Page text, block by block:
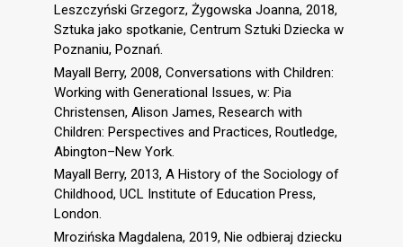
Leszczyński Grzegorz, Żygowska Joanna, 2018,
Sztuka jako spotkanie, Centrum Sztuki Dziecka w
Poznaniu, Poznań.
Mayall Berry, 2008, Conversations with Children:
Working with Generational Issues, w: Pia
Christensen, Alison James, Research with
Children: Perspectives and Practices, Routledge,
Abington–New York.
Mayall Berry, 2013, A History of the Sociology of
Childhood, UCL Institute of Education Press,
London.
Mrozińska Magdalena, 2019, Nie odbieraj dziecku